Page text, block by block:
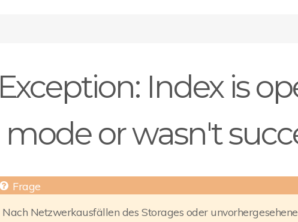
Exception: Index is
mode or wasn't
Nach Netzwerkausfällen des Storages oder